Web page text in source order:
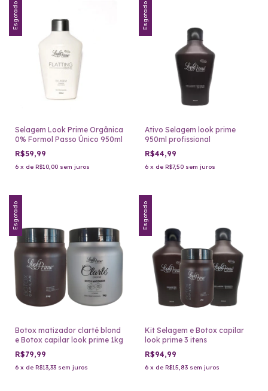
Esgotado
Selagem Look Prime Orgânica
0% Formol Passo Único 950ml
R$59,99
6 x de R$10,00 sem juros
Esgotado
Ativo Selagem look prime
950ml profissional
R$44,99
6 x de R$7,50 sem juros
Esgotado
Botox matizador clarté blond
e Botox capilar look prime 1kg
R$79,99
6 x de R$13,33 sem juros
Esgotado
Kit Selagem e Botox capilar
look prime 3 itens
R$94,99
6 x de R$15,83 sem juros